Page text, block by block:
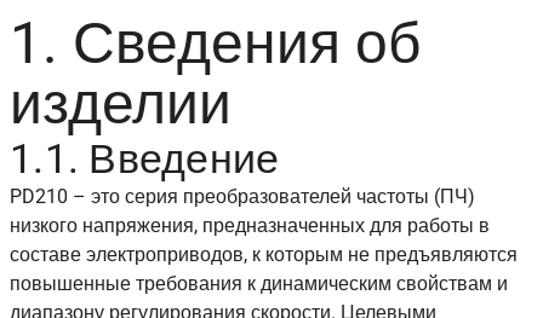
1. Сведения об
изделии
1.1. Введение
PD210 – это серия преобразователей частоты (ПЧ)
низкого напряжения, предназначенных для работы в
составе электроприводов, к которым не предъявляются
повышенные требования к динамическим свойствам и
диапазону регулирования скорости. Целевыми